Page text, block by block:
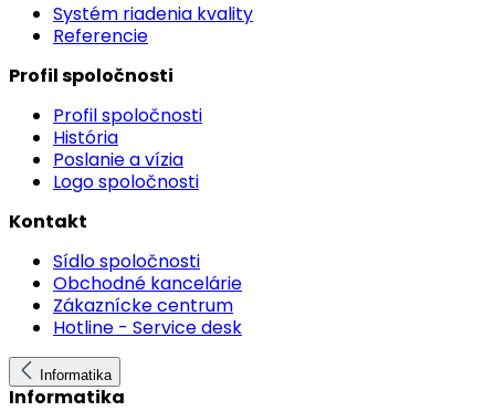
Systém riadenia kvality
Referencie
Profil spoločnosti
Profil spoločnosti
História
Poslanie a vízia
Logo spoločnosti
Kontakt
Sídlo spoločnosti
Obchodné kancelárie
Zákaznícke centrum
Hotline - Service desk
Informatika
Informatika